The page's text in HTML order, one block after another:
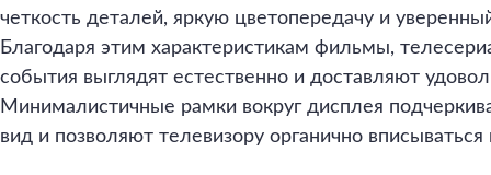
четкость деталей, яркую цветопередачу и
Благодаря этим характеристикам фильмы,
события выглядят естественно и доставляют
Минималистичные рамки вокруг дисплея
вид и позволяют телевизору органично